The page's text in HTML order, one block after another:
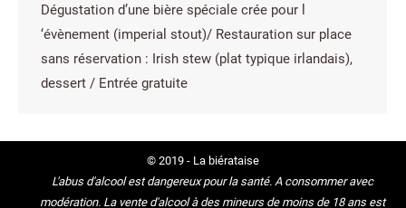
Dégustation d’une bière spéciale crée pour l
‘évènement (imperial stout)/ Restauration sur place
sans réservation : Irish stew (plat typique irlandais),
dessert / Entrée gratuite
© 2019 - La biérataise
L'abus d'alcool est dangereux pour la santé. A consommer avec
modération. La vente d'alcool à des mineurs de moins de 18 ans est